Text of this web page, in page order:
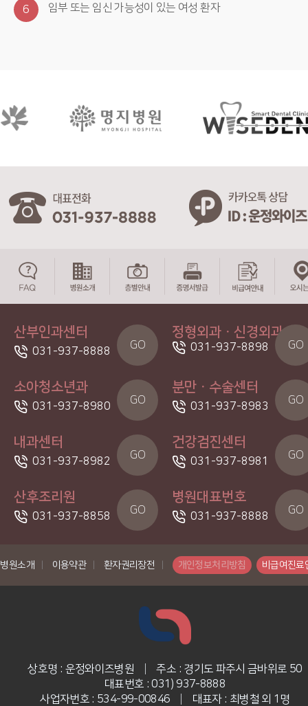
6 임부 또는 임신 가능성이 있는 여성 환자
산부인과센터
031-937-8888 GO
정형외과ㆍ신경외과
031-937-8898 GO
소아청소년과
031-937-8980 GO
분만ㆍ수술센터
031-937-8983 GO
내과센터
031-937-8982 GO
건강검진센터
031-937-8981 GO
산후조리원
031-937-8858 GO
병원대표번호
031-937-8888 GO
병원소개 이용약관 환자권리장전 개인정보처리방침 비급여진료
상호명 : 운정와이즈병원
주소 : 경기도 파주시 금바위로 50
대표번호 : 031) 937-8888
사업자번호 : 534-99-00846
대표자 : 최병철 외 1명